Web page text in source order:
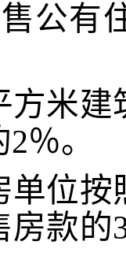
公有
方米
2％。
单位
房款的